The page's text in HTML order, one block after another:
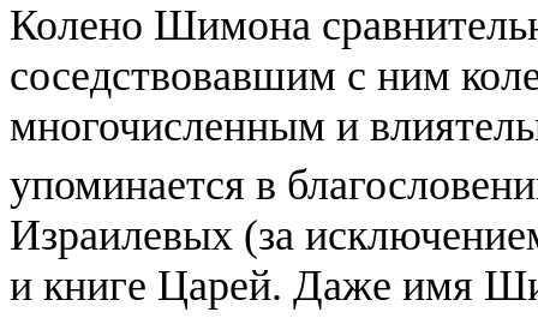
Колено Шимона
соседствовавшим с ним
многочисленным и
упоминается в
Израилевых (за
и книге Царей. Даже имя